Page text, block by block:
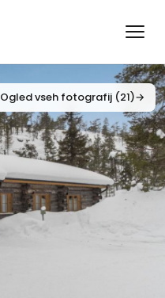
Ogled vseh fotografij (21)→